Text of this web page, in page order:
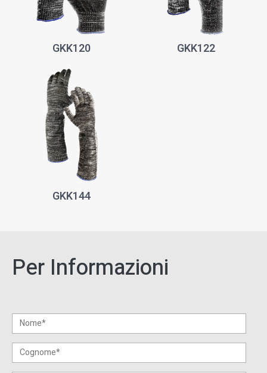
GKK120 GKK122
GKK144
Per Informazioni